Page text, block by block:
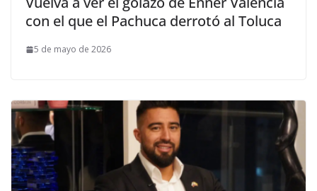
con el que el Pachuca derrotó al Toluca
5 de mayo de 2026